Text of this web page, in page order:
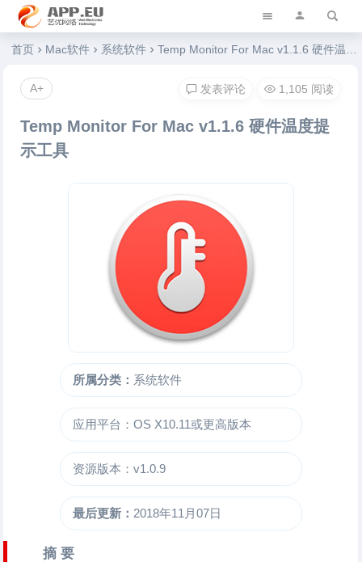
艺优软件乐园
首页 Mac软件 系统软件 Temp Monitor For Mac v1.1.6 硬件温度提示工具
Temp Monitor For Mac v1.1.6 硬件温度提
示工具
所属分类： 系统软件
应用平台：OS X10.11或更高版本
资源版本：v1.0.9
最后更新： 2018年11月07日
摘 要
发表评论 1,105 阅读
A+